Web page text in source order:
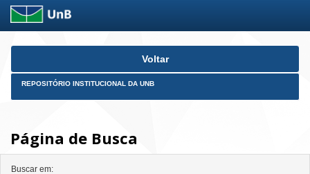
Skip
Voltar
REPOSITÓRIO INSTITUCIONAL DA UNB
Página de Busca
Buscar em: